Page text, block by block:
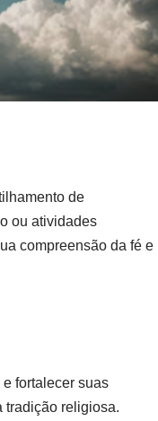
de
ou atividades
compreensão da fé e
fortalecer suas
tradição religiosa.